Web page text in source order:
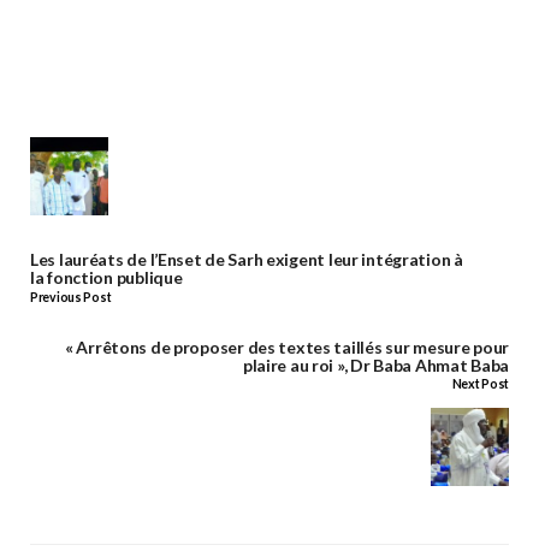
Les lauréats de l’Enset de Sarh exigent leur intégration à
la fonction publique
Previous Post
« Arrêtons de proposer des textes taillés sur mesure pour
plaire au roi », Dr Baba Ahmat Baba
Next Post